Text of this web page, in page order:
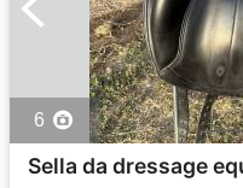
6
Sella da dressage